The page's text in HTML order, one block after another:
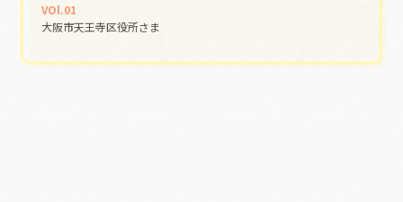
VOl.01
大阪市天王寺区役所さま